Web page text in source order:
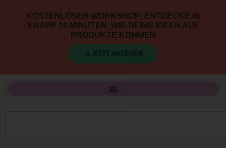
KOSTENLOSER WORKSHOP: ENTDECKE IN
KNAPP 10 MINUTEN, WIE DEINE IDEEN AUF
PRODUKTE KOMMEN
→ JETZT ANSEHEN